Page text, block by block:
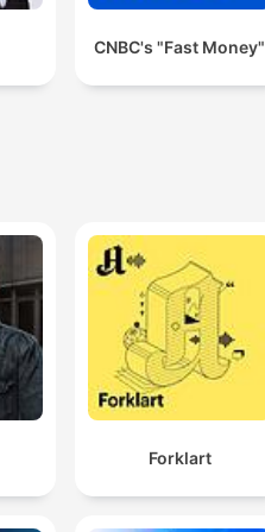
CNBC's "Fast Money"
Forklart